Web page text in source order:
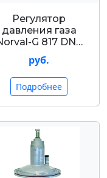
Регулятор
давления газа
G 817 DN…
руб.
Подробнее